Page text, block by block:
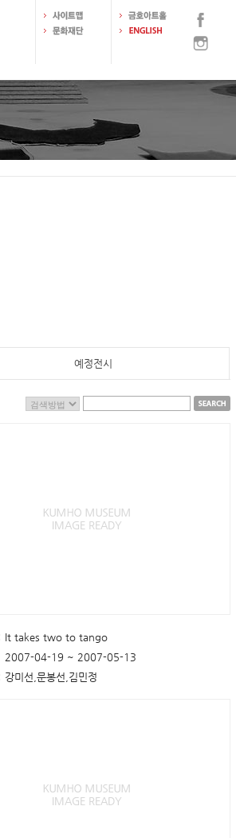
예정전시
It takes two to tango
2007-04-19 ~ 2007-05-13
강미선,문봉선,김민정